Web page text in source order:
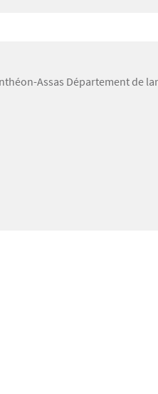
Assas Département de